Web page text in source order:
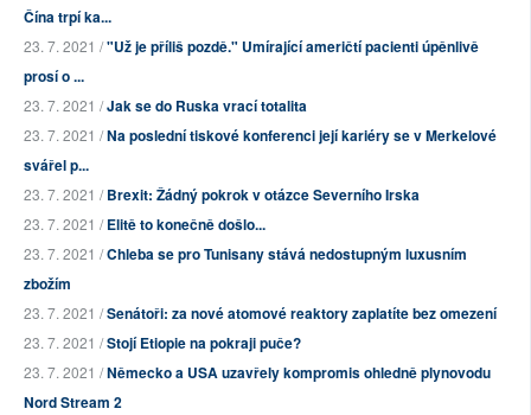
Čína trpí ka...
23. 7. 2021 /"Už je příliš pozdě." Umírající američtí pacienti úpěnlivě
prosí o ...
23. 7. 2021 /Jak se do Ruska vrací totalita
23. 7. 2021 /Na poslední tiskové konferenci její kariéry se v Merkelové
svářel p...
23. 7. 2021 /Brexit: Žádný pokrok v otázce Severního Irska
23. 7. 2021 /Elitě to konečně došlo...
23. 7. 2021 /Chleba se pro Tunisany stává nedostupným luxusním
zbožím
23. 7. 2021 /Senátoři: za nové atomové reaktory zaplatíte bez omezení
23. 7. 2021 /Stojí Etiopie na pokraji puče?
23. 7. 2021 /Německo a USA uzavřely kompromis ohledně plynovodu
Nord Stream 2